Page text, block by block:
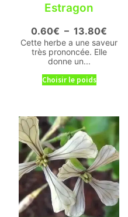
Estragon
0.60€ – 13.80€
Cette herbe a une saveur
très prononcée. Elle
donne un...
Choisir le poids